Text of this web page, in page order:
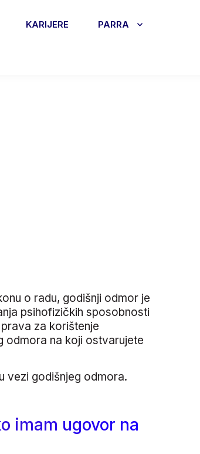
KARIJERE PARRA
o radu, godišnji odmor je
psihofizičkih sposobnosti
za korištenje
odmora na koji ostvarujete
u vezi godišnjeg odmora.
imam ugovor na